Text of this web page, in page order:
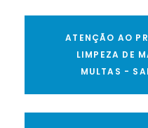
ATENÇÃO AO
LIMPEZA DE
MULTAS -